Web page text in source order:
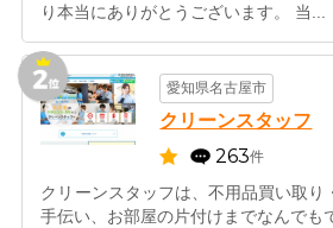
り本当にありがとうございます。 当...
愛知県名古屋市
クリーンスタッフ
263件
クリーンスタッフは、不用品買い取り
手伝い、お部屋の片付けまでなんでも